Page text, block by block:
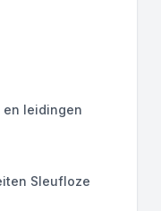
en leidingen
Sleufloze